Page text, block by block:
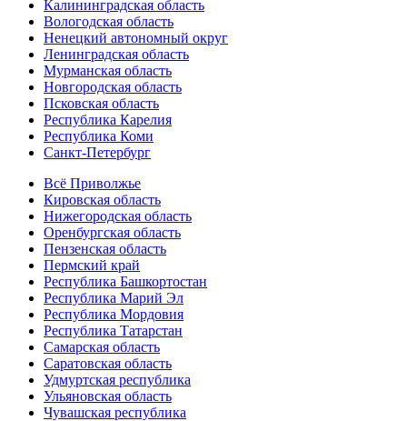
Калининградская область
Вологодская область
Ненецкий автономный округ
Ленинградская область
Мурманская область
Новгородская область
Псковская область
Республика Карелия
Республика Коми
Санкт-Петербург
Всё Приволжье
Кировская область
Нижегородская область
Оренбургская область
Пензенская область
Пермский край
Республика Башкортостан
Республика Марий Эл
Республика Мордовия
Республика Татарстан
Самарская область
Саратовская область
Удмуртская республика
Ульяновская область
Чувашская республика